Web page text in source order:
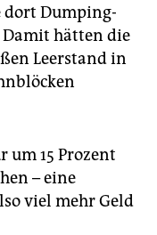
dort Dumping-
Damit hätten die
Leerstand in
um 15 Prozent
– eine
viel mehr Geld